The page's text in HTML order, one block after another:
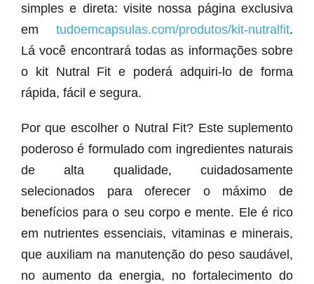
simples e direta: visite nossa página exclusiva
em tudoemcapsulas.com/produtos/kit-nutralfit.
Lá você encontrará todas as informações sobre
o kit Nutral Fit e poderá adquiri-lo de forma
rápida, fácil e segura.
Por que escolher o Nutral Fit? Este suplemento
poderoso é formulado com ingredientes naturais
de alta qualidade, cuidadosamente
selecionados para oferecer o máximo de
benefícios para o seu corpo e mente. Ele é rico
em nutrientes essenciais, vitaminas e minerais,
que auxiliam na manutenção do peso saudável,
no aumento da energia, no fortalecimento do